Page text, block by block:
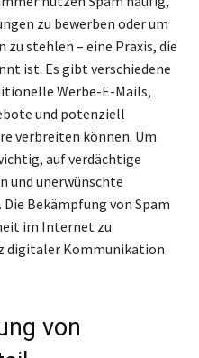
zu bewerben oder um
stehlen – eine Praxis, die
ist. Es gibt verschiedene
Werbe-E-Mails,
und potenziell
verbreiten können. Um
auf verdächtige
und unerwünschte
Bekämpfung von Spam
im Internet zu
digitaler Kommunikation
von